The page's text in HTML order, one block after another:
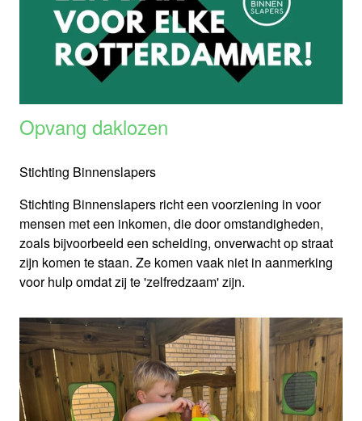
Opvang daklozen
Stichting Binnenslapers
Stichting Binnenslapers richt een voorziening in voor
mensen met een inkomen, die door omstandigheden,
zoals bijvoorbeeld een scheiding, onverwacht op straat
zijn komen te staan. Ze komen vaak niet in aanmerking
voor hulp omdat zij te 'zelfredzaam' zijn.